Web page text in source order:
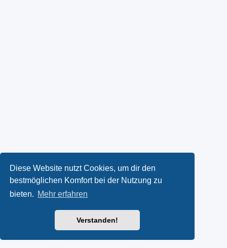
Diese Website nutzt Cookies, um dir den
bestmöglichen Komfort bei der Nutzung zu
bieten. Mehr erfahren
Verstanden!